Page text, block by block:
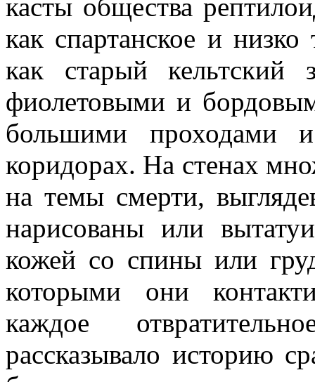
касты общества
как спартанское и
как старый
фиолетовыми и
большими проходами
коридорах. На стенах
на темы смерти,
нарисованы или
кожей со спины или
которыми они
каждое
рассказывало историю